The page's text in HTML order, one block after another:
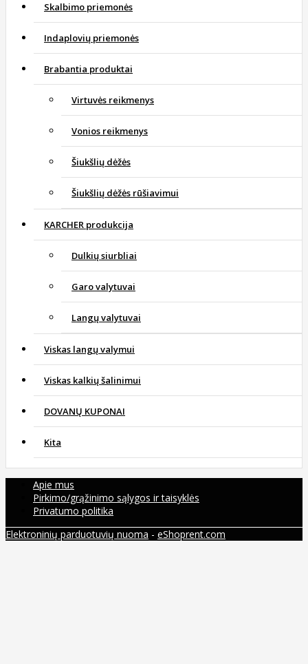
Skalbimo priemonės
Indaplovių priemonės
Brabantia produktai
Virtuvės reikmenys
Vonios reikmenys
Šiukšlių dėžės
Šiukšlių dėžės rūšiavimui
KARCHER produkcija
Dulkių siurbliai
Garo valytuvai
Langų valytuvai
Viskas langų valymui
Viskas kalkių šalinimui
DOVANŲ KUPONAI
Kita
Apie mus
Pirkimo/grąžinimo sąlygos ir taisyklės
Privatumo politika
Elektroninių parduotuvių nuoma - eShoprent.com